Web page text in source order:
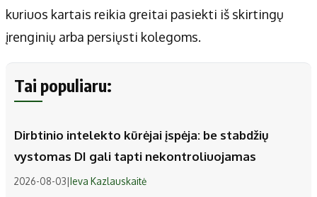
kuriuos kartais reikia greitai pasiekti iš skirtingų
įrenginių arba persiųsti kolegoms.
Tai populiaru:
Dirbtinio intelekto kūrėjai įspėja: be stabdžių
vystomas DI gali tapti nekontroliuojamas
2026-08-03|Ieva Kazlauskaitė